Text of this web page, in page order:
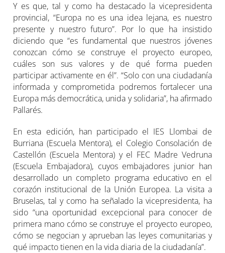
Y es que, tal y como ha destacado la vicepresidenta
provincial, “Europa no es una idea lejana, es nuestro
presente y nuestro futuro”. Por lo que ha insistido
diciendo que “es fundamental que nuestros jóvenes
conozcan cómo se construye el proyecto europeo,
cuáles son sus valores y de qué forma pueden
participar activamente en él”. “Solo con una ciudadanía
informada y comprometida podremos fortalecer una
Europa más democrática, unida y solidaria”, ha afirmado
Pallarés.
En esta edición, han participado el IES Llombai de
Burriana (Escuela Mentora), el Colegio Consolación de
Castellón (Escuela Mentora) y el FEC Madre Vedruna
(Escuela Embajadora), cuyos embajadores junior han
desarrollado un completo programa educativo en el
corazón institucional de la Unión Europea. La visita a
Bruselas, tal y como ha señalado la vicepresidenta, ha
sido “una oportunidad excepcional para conocer de
primera mano cómo se construye el proyecto europeo,
cómo se negocian y aprueban las leyes comunitarias y
qué impacto tienen en la vida diaria de la ciudadanía”.